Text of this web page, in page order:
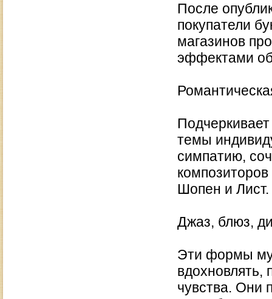
После
покупатели
магазинов
эффектами
темы
симпатию,
Шопен и Лист.
Джаз, блюз,
Эти формы
вдохновлять,
чувства. Они